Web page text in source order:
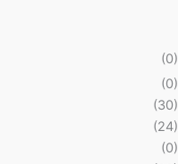
(0)
(0)
(30)
(24)
(0)